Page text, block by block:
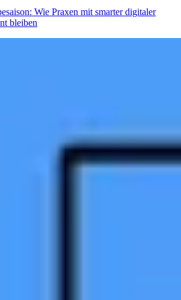
Wie Praxen mit smarter digitaler
bleiben